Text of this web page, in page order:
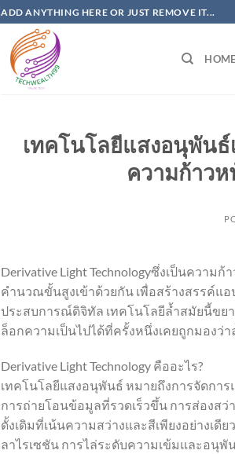
ADD ANYTHING HERE OR JUST REMOVE IT...
HOME
เทคโนโลยีแสงอนุพัน
ความก้าว
Derivative Light Technologyซึ่งเป็นควา
คำนวณขั้นสูงเข้าด้วยกัน เพื่อสร้างสรรค์แ
ประสบการณ์ดิจิทัล เทคโนโลยีล้ำสมัยนี้ขยา
ล็อกความเป็นไปได้ที่ครั้งหนึ่งเคยถูกมองว่า
Derivative Light Technology คืออะไร?
เทคโนโลยีแสงอนุพันธ์ หมายถึงการจัดกา
การถ่ายโอนข้อมูลที่รวดเร็วขึ้น การส่องส
ดั้งเดิมที่เน้นความสว่างและสีเพียงอย่างเ
ลาไรเซชัน การไล่ระดับความเข้มและอนุพั